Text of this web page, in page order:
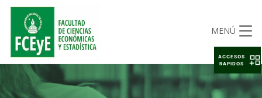
MENÚ
ACCESOS
RAPIDOS